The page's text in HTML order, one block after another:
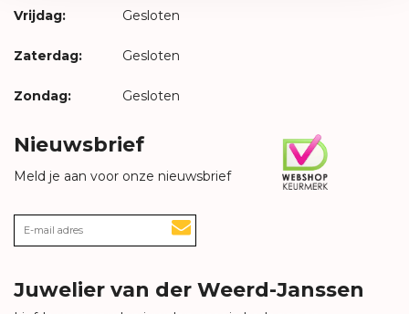
Vrijdag: Gesloten
Zaterdag: Gesloten
Zondag: Gesloten
Nieuwsbrief
Meld je aan voor onze nieuwsbrief
Juwelier van der Weerd-Janssen